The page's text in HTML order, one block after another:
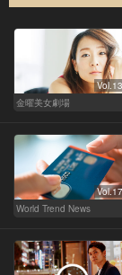
金曜美女劇場
World Trend News